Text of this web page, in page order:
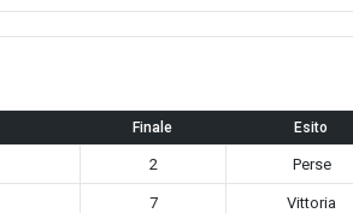
Finale Esito
2 Perse
7 Vittoria